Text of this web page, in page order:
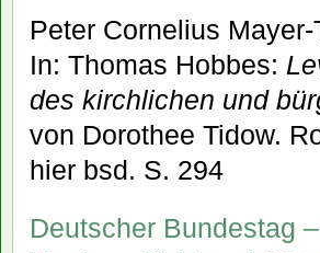
Peter Cornelius
In: Thomas Hobbes:
des kirchlichen und
von Dorothee Tidow.
hier bsd. S. 294
Deutscher Bundestag